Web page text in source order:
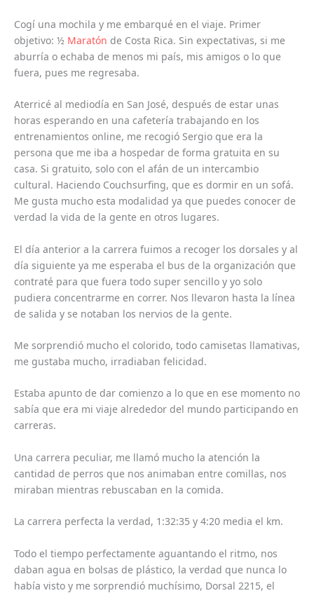
Cogí una mochila y me embarqué en el viaje. Primer
objetivo: ½ Maratón de Costa Rica. Sin expectativas, si me
aburría o echaba de menos mi país, mis amigos o lo que
fuera, pues me regresaba.
Aterricé al mediodía en San José, después de estar unas
horas esperando en una cafetería trabajando en los
entrenamientos online, me recogió Sergio que era la
persona que me iba a hospedar de forma gratuita en su
casa. Si gratuito, solo con el afán de un intercambio
cultural. Haciendo Couchsurfing, que es dormir en un sofá.
Me gusta mucho esta modalidad ya que puedes conocer de
verdad la vida de la gente en otros lugares.
El día anterior a la carrera fuimos a recoger los dorsales y al
día siguiente ya me esperaba el bus de la organización que
contraté para que fuera todo super sencillo y yo solo
pudiera concentrarme en correr. Nos llevaron hasta la línea
de salida y se notaban los nervios de la gente.
Me sorprendió mucho el colorido, todo camisetas llamativas,
me gustaba mucho, irradiaban felicidad.
Estaba apunto de dar comienzo a lo que en ese momento no
sabía que era mi viaje alrededor del mundo participando en
carreras.
Una carrera peculiar, me llamó mucho la atención la
cantidad de perros que nos animaban entre comillas, nos
miraban mientras rebuscaban en la comida.
La carrera perfecta la verdad, 1:32:35 y 4:20 media el km.
Todo el tiempo perfectamente aguantando el ritmo, nos
daban agua en bolsas de plástico, la verdad que nunca lo
había visto y me sorprendió muchísimo, Dorsal 2215, el